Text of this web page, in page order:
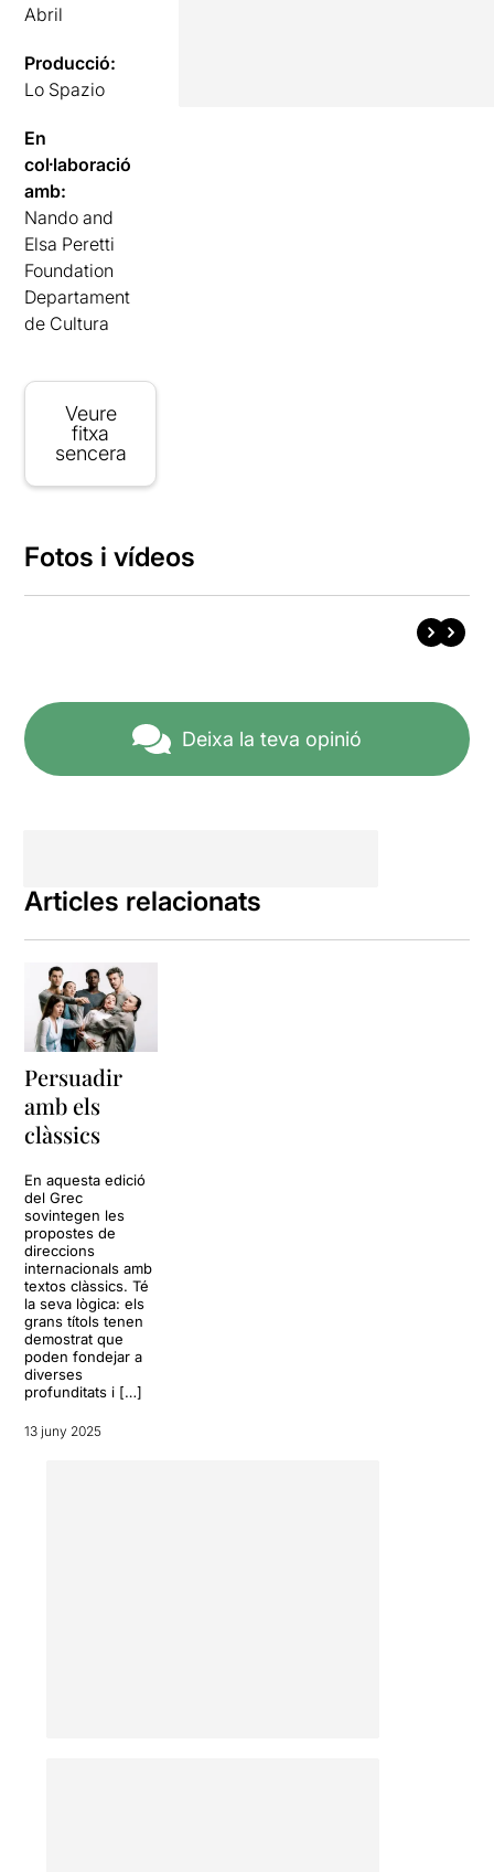
Abril
Producció:
Lo Spazio
En
col·laboració
amb:
Nando and
Elsa Peretti
Foundation
Departament
de Cultura
Veure
fitxa
sencera
Fotos i vídeos
Deixa la teva opinió
Articles relacionats
Persuadir
amb els
clàssics
En aquesta edició
del Grec
sovintegen les
propostes de
direccions
internacionals amb
textos clàssics. Té
la seva lògica: els
grans títols tenen
demostrat que
poden fondejar a
diverses
profunditats i […]
13 juny 2025